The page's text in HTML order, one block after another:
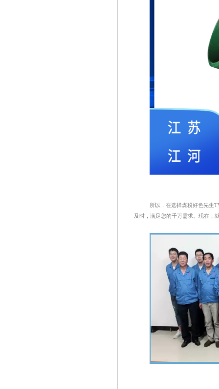
所以，在选择煤粉好色先生
及时，满足您的千万需求。现在